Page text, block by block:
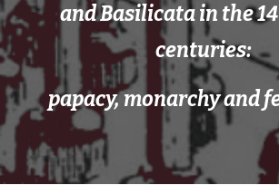
and Basilicata in the
centuries:
papacy, monarchy and